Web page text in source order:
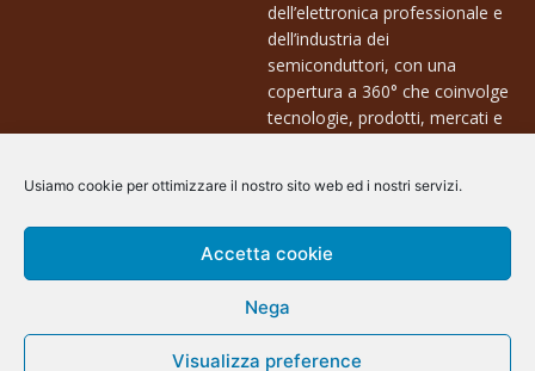
Usiamo cookie per ottimizzare il nostro sito web ed i nostri servizi.
Accetta cookie
Nega
Visualizza preference
dell’elettronica professionale e
dell’industria dei
semiconduttori, con una
copertura a 360° che coinvolge
tecnologie, prodotti, mercati e
Contatti:
info@arscommunication.it
@ArsCommunication 2023